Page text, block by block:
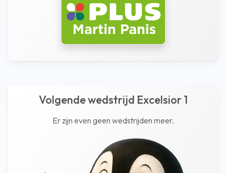
Volgende wedstrijd Excelsior 1
Er zijn even geen wedstrijden meer.